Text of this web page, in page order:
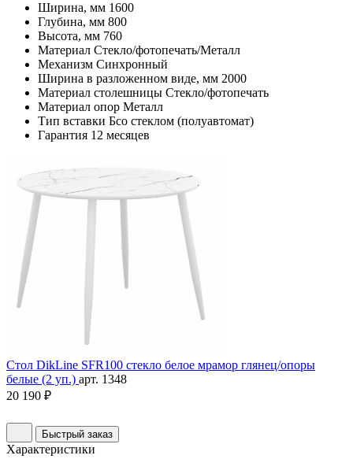
Ширина, мм 1600
Глубина, мм 800
Высота, мм 760
Материал Стекло/фотопечать/Металл
Механизм Синхронный
Ширина в разложенном виде, мм 2000
Материал столешницы Стекло/фотопечать
Материал опор Металл
Тип вставки Бсо стеклом (полуавтомат)
Гарантия 12 месяцев
Стол DikLine SFR100 стекло белое мрамор глянец/опоры
белые (2 уп.) арт. 1348
20 190 ₽
Быстрый заказ
Характеристики